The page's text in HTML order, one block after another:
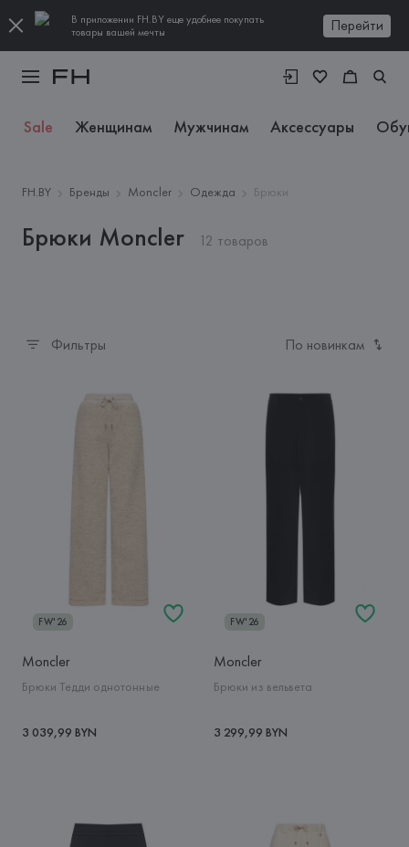
В приложении FH.BY еще удобнее покупать
товары вашей мечты
Перейти
Sale Женщинам Мужчинам Аксессуары
FH.BY Бренды Moncler Одежда Брюки
Брюки Moncler 12 товаров
Фильтры По новинкам
FW'26
Moncler
Брюки Тедди однотонные
3 039,99 BYN
FW'26
Moncler
Брюки из вельвета
3 299,99 BYN